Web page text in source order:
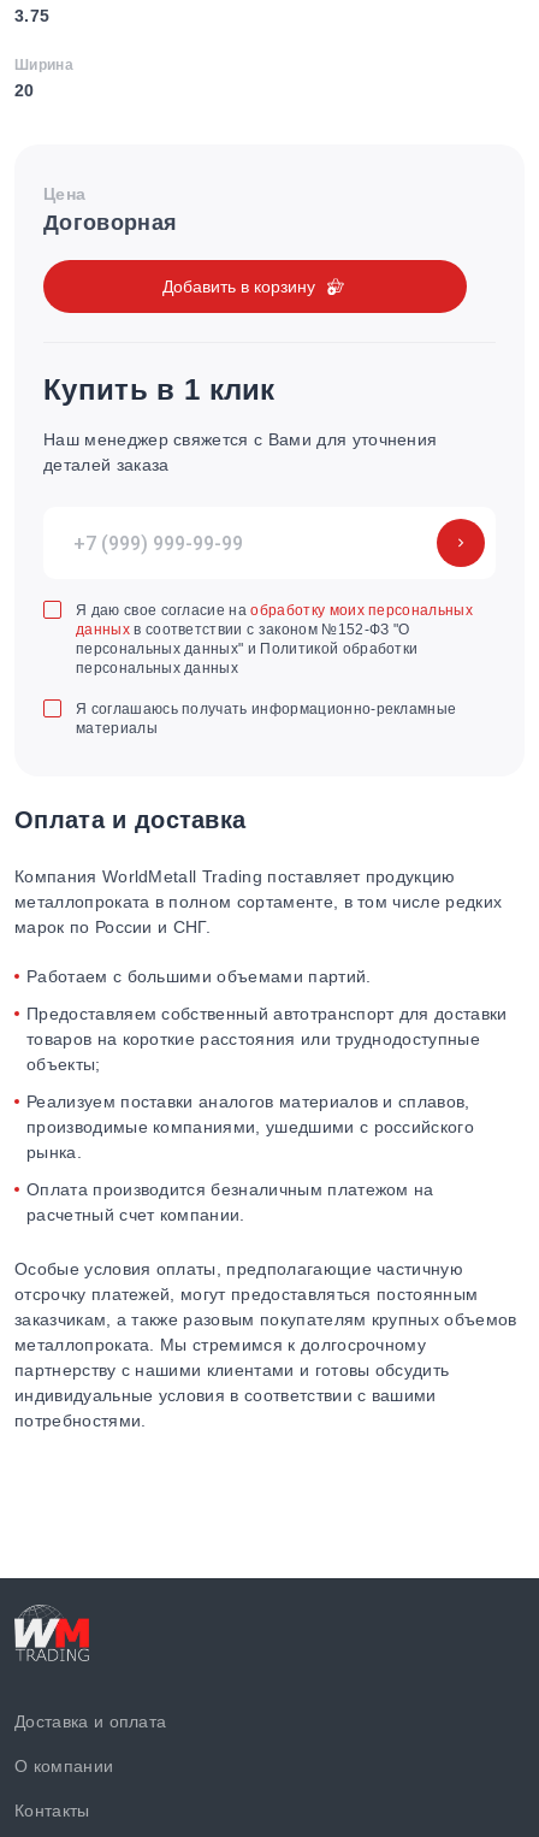
3.75
Ширина
20
Цена
Договорная
Добавить в корзину
Купить в 1 клик
Наш менеджер свяжется с Вами для уточнения
деталей заказа
Я даю свое согласие наобработку моих персональных
данныхв соответствии с законом №152-ФЗ "О
персональных данных" и Политикой обработки
персональных данных
Я соглашаюсь получать информационно-рекламные
материалы
Оплата и доставка
Компания WorldMetall Trading поставляет продукцию
металлопроката в полном сортаменте, в том числе редких
марок по России и СНГ.
Работаем с большими объемами партий.
Предоставляем собственный автотранспорт для доставки
товаров на короткие расстояния или труднодоступные
объекты;
Реализуем поставки аналогов материалов и сплавов,
производимые компаниями, ушедшими с российского
рынка.
Оплата производится безналичным платежом на
расчетный счет компании.
Особые условия оплаты, предполагающие частичную
отсрочку платежей, могут предоставляться постоянным
заказчикам, а также разовым покупателям крупных объемов
металлопроката. Мы стремимся к долгосрочному
партнерству с нашими клиентами и готовы обсудить
индивидуальные условия в соответствии с вашими
потребностями.
Доставка и оплата
О компании
Контакты